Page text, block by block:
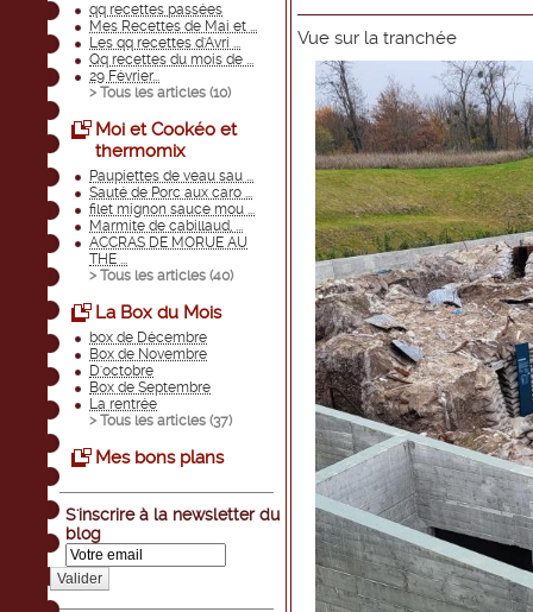
qq recettes passées
Mes Recettes de Mai et ...
Les qq recettes d'Avri ...
Qq recettes du mois de ...
29 Février...
> Tous les articles (10)
Moi et Cookéo et
thermomix
Paupiettes de veau sau ...
Sauté de Porc aux caro ...
filet mignon sauce mou ...
Marmite de cabillaud, ...
ACCRAS DE MORUE AU
THE ...
> Tous les articles (40)
La Box du Mois
box de Décembre
Box de Novembre
D'octobre
Box de Septembre
La rentrée
> Tous les articles (37)
Mes bons plans
S'inscrire à la newsletter du
blog
Valider
Vue sur la tranchée